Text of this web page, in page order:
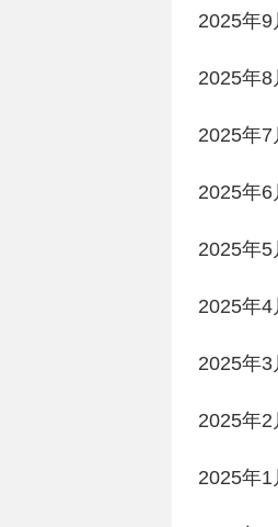
2025年9
2025年8
2025年7
2025年6
2025年5
2025年4
2025年3
2025年2
2025年1